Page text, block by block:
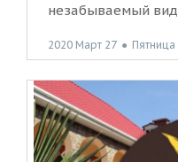
незабываемый вид
2020 Март 27 ● Пятница